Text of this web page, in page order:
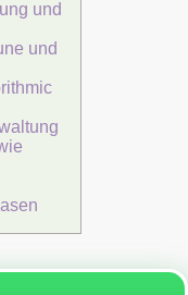
und
und